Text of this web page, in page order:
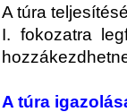
A túra
I. fokozatra
A túra